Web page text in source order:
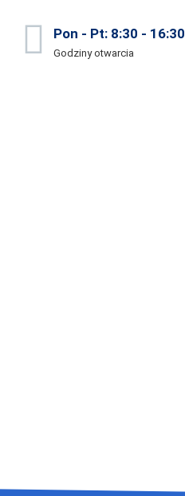
Pon - Pt: 8:30 - 16:30
Godziny otwarcia